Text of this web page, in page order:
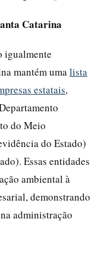
Catarina
igualmente
mantém uma lista
estatais,
do Meio
do Estado)
Essas entidades
ambiental à
demonstrando
administração